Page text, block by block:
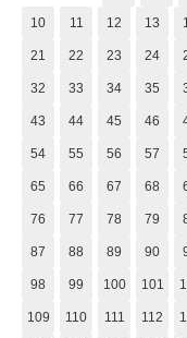
10 11 12 13
21 22 23 24
32 33 34 35
43 44 45 46
54 55 56 57
65 66 67 68
76 77 78 79
87 88 89 90
98 99 100 101
109 110 111 112